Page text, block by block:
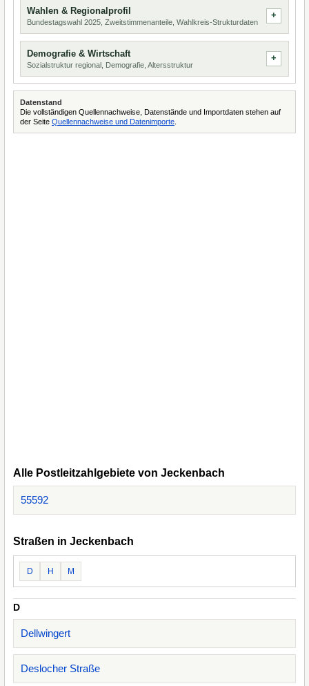
Wahlen & Regionalprofil
Bundestagswahl 2025, Zweitstimmenanteile, Wahlkreis-Strukturdaten
Demografie & Wirtschaft
Sozialstruktur regional, Demografie, Altersstruktur
Datenstand
Die vollständigen Quellennachweise, Datenstände und Importdaten stehen auf
der Seite Quellennachweise und Datenimporte
Alle Postleitzahlgebiete von Jeckenbach
55592
Straßen in Jeckenbach
D H M
D
Dellwingert
Deslocher Straße